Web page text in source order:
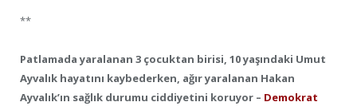
**
Patlamada yaralanan 3 çocuktan birisi, 10 yaşındaki Umut
Ayvalık hayatını kaybederken, ağır yaralanan Hakan
Ayvalık’ın sağlık durumu ciddiyetini koruyor – Demokrat